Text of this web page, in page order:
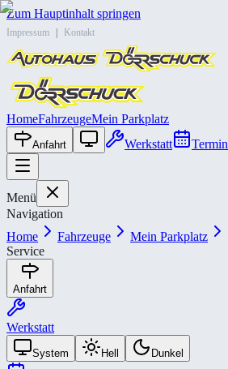
Zum Hauptinhalt springen
Impressum Kontakt
HomeFahrzeugeMein Parkplatz
Anfahrt Werkstatt Termin
Menü
Navigation
Home
Fahrzeuge
Mein Parkplatz
Service
Anfahrt
Werkstatt
System Hell Dunkel